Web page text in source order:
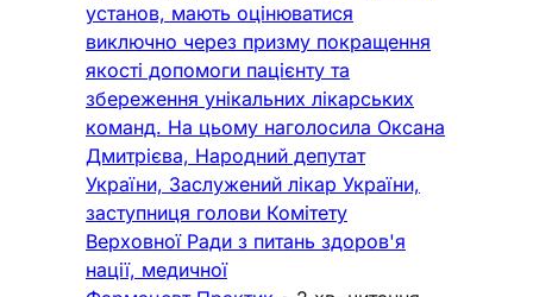
установ, мають оцінюватися
виключно через призму покращення
якості допомоги пацієнту та
збереження унікальних лікарських
команд. На цьому наголосила Оксана
Дмитрієва, Народний депутат
України, Заслужений лікар України,
заступниця голови Комітету
Верховної Ради з питань здоров'я
нації, медичної